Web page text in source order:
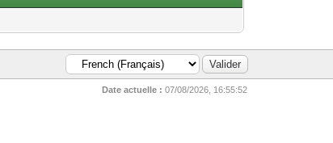
Date actuelle : 07/08/2026, 16:55:52